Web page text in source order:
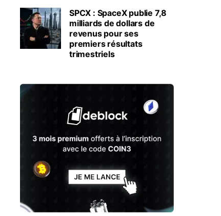
SPCX : SpaceX publie 7,8
milliards de dollars de
revenus pour ses
premiers résultats
trimestriels